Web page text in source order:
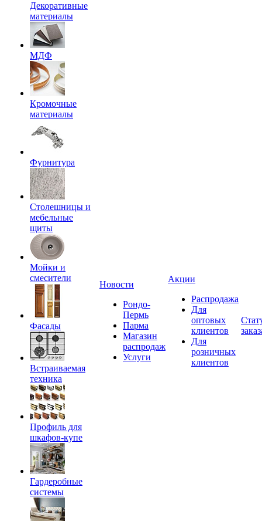
Декоративные
материалы
МДФ
Кромочные
материалы
Фурнитура
Столешницы и
мебельные
щиты
Мойки и
смесители
Фасады
Встраиваемая
техника
Профиль для
шкафов-купе
Гардеробные
системы
Новости
Рондо-
Пермь
Парма
Магазин
распродаж
Услуги
Акции
Распродажа
Для
оптовых
клиентов
Для
розничных
клиентов